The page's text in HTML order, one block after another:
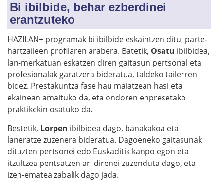
Bi ibilbide, behar ezberdinei
erantzuteko
HAZILAN+ programak bi ibilbide eskaintzen ditu, parte-
hartzaileen profilaren arabera. Batetik, Osatu ibilbidea,
lan-merkatuan eskatzen diren gaitasun pertsonal eta
profesionalak garatzera bideratua, taldeko tailerren
bidez. Prestakuntza fase hau maiatzean hasi eta
ekainean amaituko da, eta ondoren enpresetako
praktikekin osatuko da.
Bestetik, Lorpen ibilbidea dago, banakakoa eta
laneratze zuzenera bideratua. Dagoeneko gaitasunak
dituzten pertsonei edo Euskaditik kanpo egon eta
itzultzea pentsatzen ari direnei zuzenduta dago, eta
izen-ematea zabalik dago jada.